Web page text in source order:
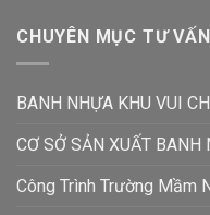
CHUYÊN MỤC TƯ VẤN
BANH NHỰA KHU VUI
CƠ SỞ SẢN XUẤT
Công Trình Trường Mầm